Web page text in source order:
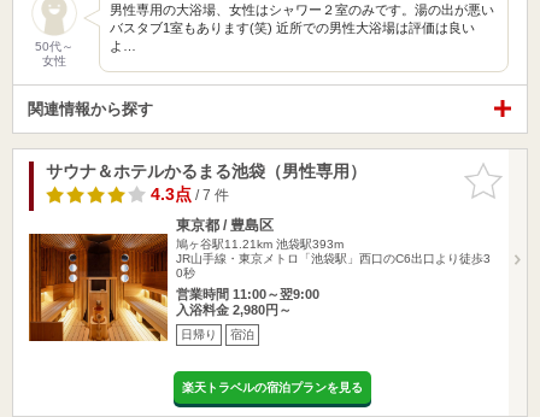
50代～
女性
男性専用の大浴場、女性はシャワー２室のみです。湯の出が悪い
バスタブ1室もあります(笑) 近所での男性大浴場は評価は良い
よ…
関連情報から探す
お気に入
りに追加
サウナ＆ホテルかるまる池袋（男性専用）
4.3点/ 7 件
東京都 / 豊島区
鳩ヶ谷駅11.21km 池袋駅393m
JR山手線・東京メトロ「池袋駅」西口のC6出口より徒歩3
0秒
営業時間 11:00～翌9:00
入浴料金 2,980円～
日帰り 宿泊
楽天トラベルの宿泊プランを見る